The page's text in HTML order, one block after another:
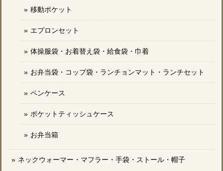
移動ポケット
エプロンセット
体操服袋・お着替え袋・給食袋・巾着
お弁当袋・コップ袋・ランチョンマット・ランチセット
ペンケース
ポケットティッシュケース
お弁当箱
ネックウォーマー・マフラー・手袋・ストール・帽子